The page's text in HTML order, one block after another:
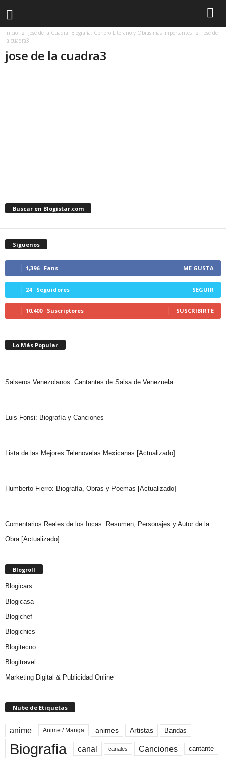
Inicio José de la Cuadra: Biografía, Género Literario y Obras más Importantes
jose de
la cuadra3
jose de la cuadra3
Buscar en Blogistar.com
Síguenos
1,396 Fans ME GUSTA
24 Seguidores SEGUIR
10,400 Suscriptores SUSCRIBIRTE
Lo Más Popular
Salseros Venezolanos: Cantantes de Salsa de Venezuela
Luis Fonsi: Biografía y Canciones
Lista de las Mejores Telenovelas Mexicanas [Actualizado]
Humberto Fierro: Biografía, Obras y Poemas [Actualizado]
Comentarios Reales de los Incas: Resumen, Personajes y Autor de la
Obra [Actualizado]
Blogroll
Blogicars
Blogicasa
Blogichef
Blogichics
Blogitecno
Blogitravel
Marketing Digital & Publicidad Online
Nube de Etiquetas
anime Anime / Manga animes Artistas Bandas
Biografia canal canales Canciones cantante